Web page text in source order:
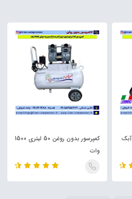
هواساز پیستونی کتابی B7000 آبک
کمپرسور بدون روغن 50 لیتری 1500
وات